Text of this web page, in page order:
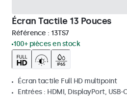
Écran Tactile 13 Pouces
Référence : 13TS7
100+ pièces en stock
Écran tactile Full HD multipoint
Entrées : HDMI, DisplayPort, USB-